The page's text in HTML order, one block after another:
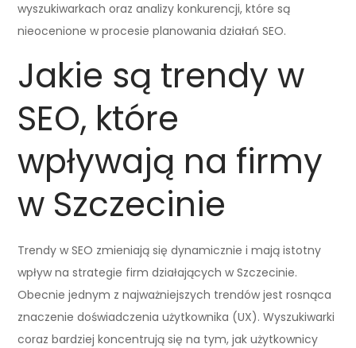
wyszukiwarkach oraz analizy konkurencji, które są
nieocenione w procesie planowania działań SEO.
Jakie są trendy w
SEO, które
wpływają na firmy
w Szczecinie
Trendy w SEO zmieniają się dynamicznie i mają istotny
wpływ na strategie firm działających w Szczecinie.
Obecnie jednym z najważniejszych trendów jest rosnąca
znaczenie doświadczenia użytkownika (UX). Wyszukiwarki
coraz bardziej koncentrują się na tym, jak użytkownicy